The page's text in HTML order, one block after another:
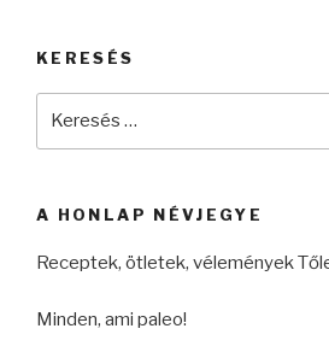
KERESÉS
A HONLAP NÉVJEGYE
Receptek, ötletek, vélemények
Minden, ami paleo!